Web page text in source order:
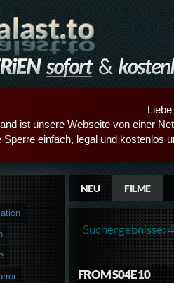
ist unsere Webseite von einer
Sperre einfach, legal und kostenlos
NEU FILME
Suchergebnisse:
FROM S04E10